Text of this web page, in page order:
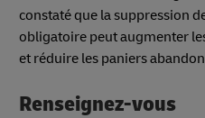
constaté que la suppression
obligatoire peut augmenter
et réduire les paniers
Renseignez-vous